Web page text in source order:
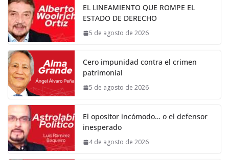
EL LINEAMIENTO QUE ROMPE EL
ESTADO DE DERECHO
5 de agosto de 2026
Cero impunidad contra el crimen
patrimonial
5 de agosto de 2026
El opositor incómodo… o el defensor
inesperado
4 de agosto de 2026